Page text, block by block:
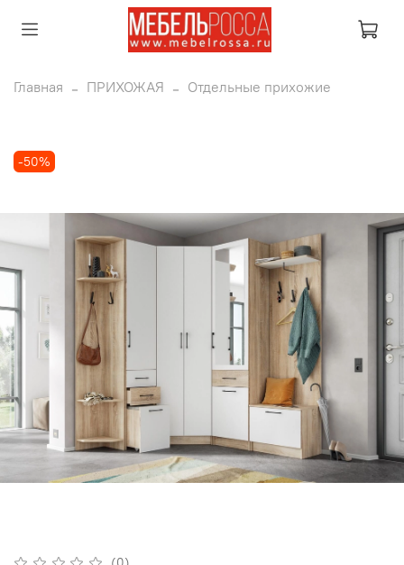
Главная ПРИХОЖАЯ Отдельные прихожие
-50%